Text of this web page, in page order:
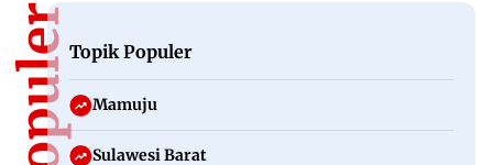
Topik Populer
Mamuju
Sulawesi Barat